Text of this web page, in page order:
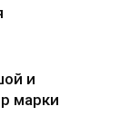
и
марки